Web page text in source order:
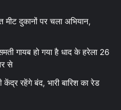
मीट दुकानों पर चला अभियान,
गायब हो गया है धाद के हरेला 26
से
रहेंगे बंद, भारी बारिश का रेड